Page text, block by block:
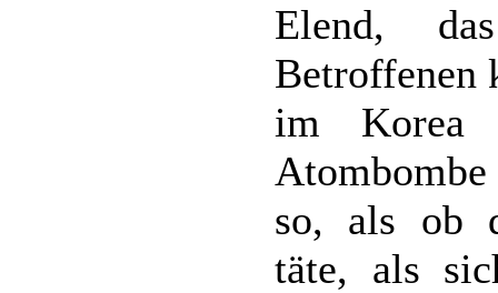
Elend,
Betroffenen
im Korea
Atombombe
so, als ob
täte, als